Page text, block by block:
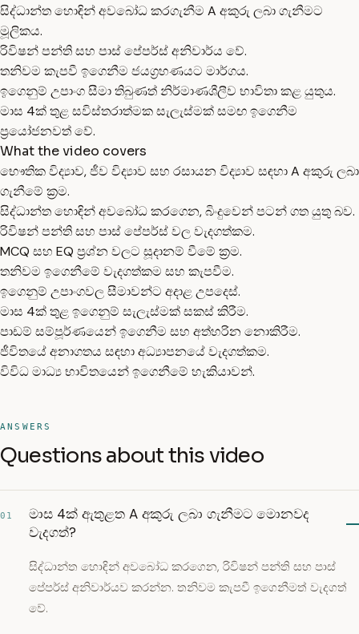
සිද්ධාන්ත හොඳින් අවබෝධ කරගැනීම A අකුරු ලබා ගැනීමට
මූලිකය.
රිවිෂන් පන්ති සහ පාස් පේපර්ස් අනිවාර්ය වේ.
තනිවම කැපවී ඉගෙනීම ජයග්‍රහණයට මාර්ගය.
ඉගෙනුම් උපාංග සීමා තිබුණත් නිර්මාණශීලීව භාවිතා කළ යුතුය.
මාස 4ක් තුළ සවිස්තරාත්මක සැලැස්මක් සමඟ ඉගෙනීම
ප්‍රයෝජනවත් වේ.
What the video covers
භෞතික විද්‍යාව, ජීව විද්‍යාව සහ රසායන විද්‍යාව සඳහා A අකුරු ලබා
ගැනීමේ ක්‍රම.
සිද්ධාන්ත හොඳින් අවබෝධ කරගෙන, බිංදුවෙන් පටන් ගත යුතු බව.
රිවිෂන් පන්ති සහ පාස් පේපර්ස් වල වැදගත්කම.
MCQ සහ EQ ප්‍රශ්න වලට සූදානම් වීමේ ක්‍රම.
තනිවම ඉගෙනීමේ වැදගත්කම සහ කැපවීම.
ඉගෙනුම් උපාංගවල සීමාවන්ට අදාළ උපදෙස්.
මාස 4ක් තුළ ඉගෙනුම් සැලැස්මක් සකස් කිරීම.
පාඩම් සම්පූර්ණයෙන් ඉගෙනීම සහ අත්හරින නොකිරීම.
ජීවිතයේ අනාගතය සඳහා අධ්‍යාපනයේ වැදගත්කම.
විවිධ මාධ්‍ය භාවිතයෙන් ඉගෙනීමේ හැකියාවන්.
ANSWERS
Questions about this video
01
මාස 4ක් ඇතුළත A අකුරු ලබා ගැනීමට මොනවද
වැදගත්?
සිද්ධාන්ත හොඳින් අවබෝධ කරගෙන, රිවිෂන් පන්ති සහ පාස්
පේපර්ස් අනිවාර්යව කරන්න. තනිවම කැපවී ඉගෙනීමත් වැදගත්
වේ.